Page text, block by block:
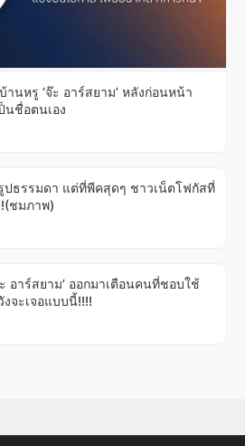
นหรู ‘จ๊ะ อาร์สยาม’ หลังก่อนหน้า
นชื่อตนเอง
ปธรรมดา แต่ที่พีคสุดๆ ชาวเน็ตโฟกัสที่
ชมภาพ)
อาร์สยาม’ ออกมาเตือนคนที่ชอบใช้
จะเจอแบบนี้!!!!